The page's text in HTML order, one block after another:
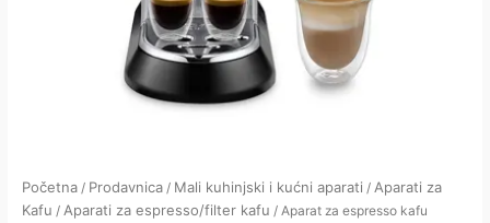
Početna / Prodavnica / Mali kuhinjski i kućni aparati /Aparati za
Kafu /Aparati za espresso/filter kafu / Aparat za espresso kafu